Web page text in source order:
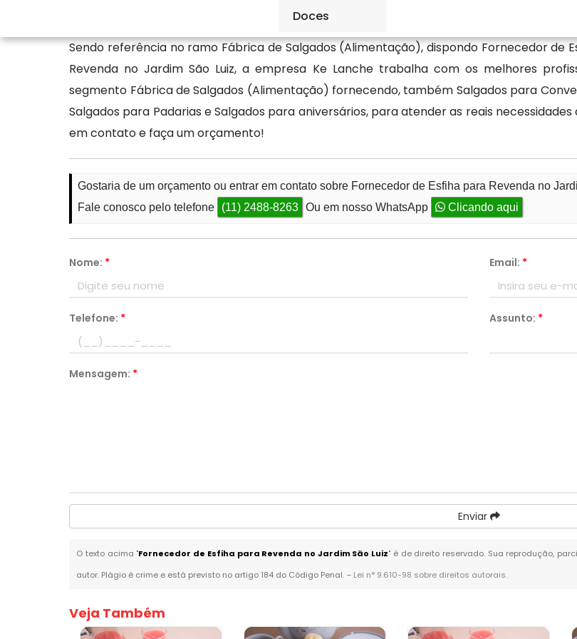
Doces
Sendo referência no ramo Fábrica de Salgados (Alimentação), dispondo Fornecedor de
Revenda no Jardim São Luiz, a empresa Ke Lanche trabalha com os melhores
segmento Fábrica de Salgados (Alimentação) fornecendo, também Salgados para
Salgados para Padarias e Salgados para aniversários, para atender as reais
em contato e faça um orçamento!
Gostaria de um orçamento ou entrar em contato sobre Fornecedor de Esfiha para Revenda no
Fale conosco pelo telefone
(11) 2488-8263 Ou em nosso WhatsApp Clicando aqui
Nome: * Email: *
Telefone: * Assunto: *
Mensagem: *
Enviar
O texto acima "Fornecedor de Esfiha para Revenda no Jardim São Luiz" é de direito reservado. Sua reprodução,
autor. Plágio é crime e está previsto no artigo 184 do Código Penal. – Lei n° 9.610-98 sobre direitos autorais.
Veja Também